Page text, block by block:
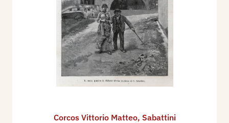
Corcos Vittorio Matteo, Sabattini